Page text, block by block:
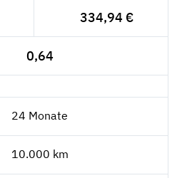
334,94 €
0,64
24 Monate
10.000 km